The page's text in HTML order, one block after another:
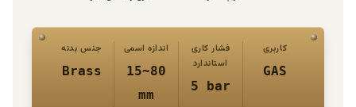
کاربری
GAS
فشار کاری
استاندارد
5 bar
اندازه اسمی
15~80
mm
جنس بدنه
Brass